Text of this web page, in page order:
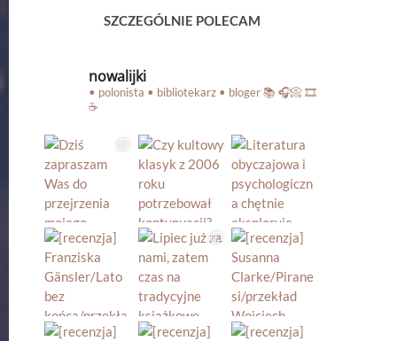
SZCZEGÓLNIE POLECAM
nowalijki
• polonista • bibliotekarz • bloger📚 🎧📀 🎞️
☕️